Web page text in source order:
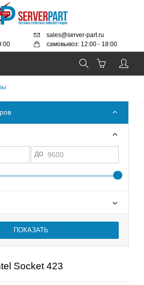
sales@server-part.ru
самовывоз: 12:00 - 18:00
до
Socket 423